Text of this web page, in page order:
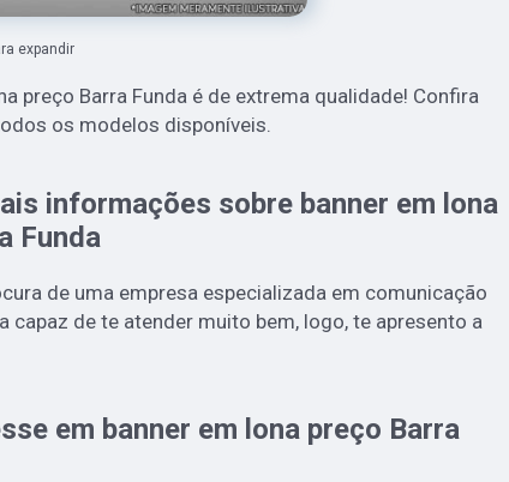
expandir
preço Barra Funda é de extrema qualidade! Confira
os modelos disponíveis.
informações sobre banner em lona
Funda
de uma empresa especializada em comunicação
capaz de te atender muito bem, logo, te apresento a
em banner em lona preço Barra